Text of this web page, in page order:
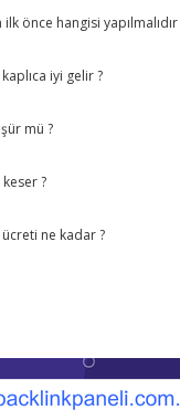
önce hangisi yapılmalıdır
iyi gelir ?
mü ?
keser ?
ne kadar ?